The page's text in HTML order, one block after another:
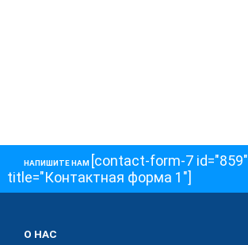
О НАС
НАПИШИТЕ НАМ [contact-form-7 id="859"
title="Контактная форма 1"]